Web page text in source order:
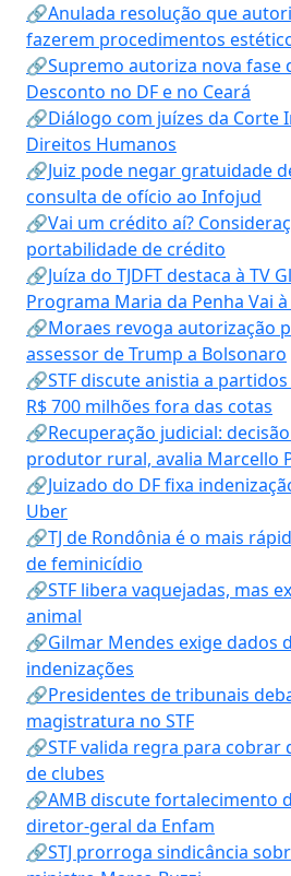
🔗Anulada resolução que
fazerem procedimentos
🔗Supremo autoriza nova fase
Desconto no DF e no Ceará
🔗Diálogo com juízes da Corte
Direitos Humanos
🔗Juiz pode negar gratuidade
consulta de ofício ao Infojud
🔗Vai um crédito aí?
portabilidade de crédito
🔗Juíza do TJDFT destaca à TV
Programa Maria da Penha Vai à
🔗Moraes revoga autorização
assessor de Trump a Bolsonaro
🔗STF discute anistia a
R$ 700 milhões fora das cotas
🔗Recuperação judicial:
produtor rural, avalia Marcello
🔗Juizado do DF fixa
Uber
🔗TJ de Rondônia é o mais
de feminicídio
🔗STF libera vaquejadas, mas
animal
🔗Gilmar Mendes exige dados
indenizações
🔗Presidentes de tribunais
magistratura no STF
🔗STF valida regra para cobrar
de clubes
🔗AMB discute fortalecimento
diretor-geral da Enfam
🔗STJ prorroga sindicância